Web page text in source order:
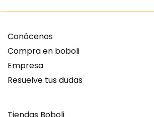
Conócenos
Compra en boboli
Empresa
Resuelve tus dudas
Tiendas Boboli